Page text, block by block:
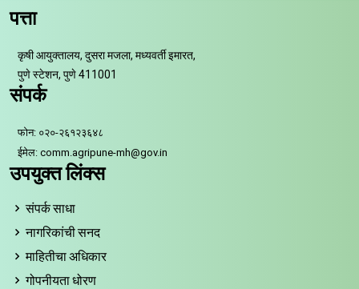
पत्ता
कृषी आयुक्तालय, दुसरा मजला, मध्यवर्ती इमारत,
पुणे स्टेशन, पुणे 411001
संपर्क
फोन: ०२०-२६१२३६४८
ईमेल: comm.agripune-mh@gov.in
उपयुक्त लिंक्स
संपर्क साधा
नागरिकांची सनद
माहितीचा अधिकार
गोपनीयता धोरण